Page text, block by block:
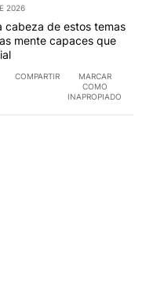
2026
cabeza de estos temas
mente capaces que
COMPARTIR
MARCAR
COMO
INAPROPIADO